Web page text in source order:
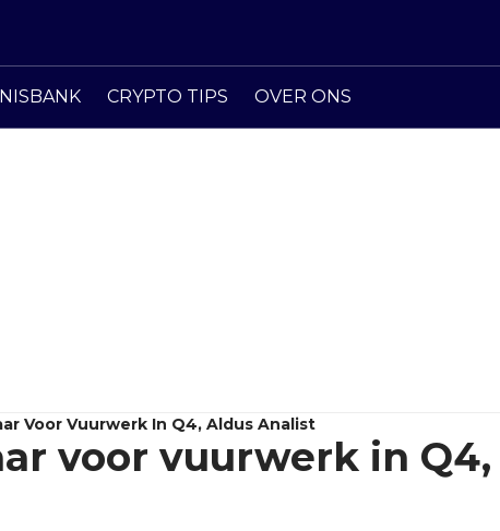
CRYPTO TIPS OVER ONS
Voor Vuurwerk In Q4, Aldus Analist
voor vuurwerk in Q4,